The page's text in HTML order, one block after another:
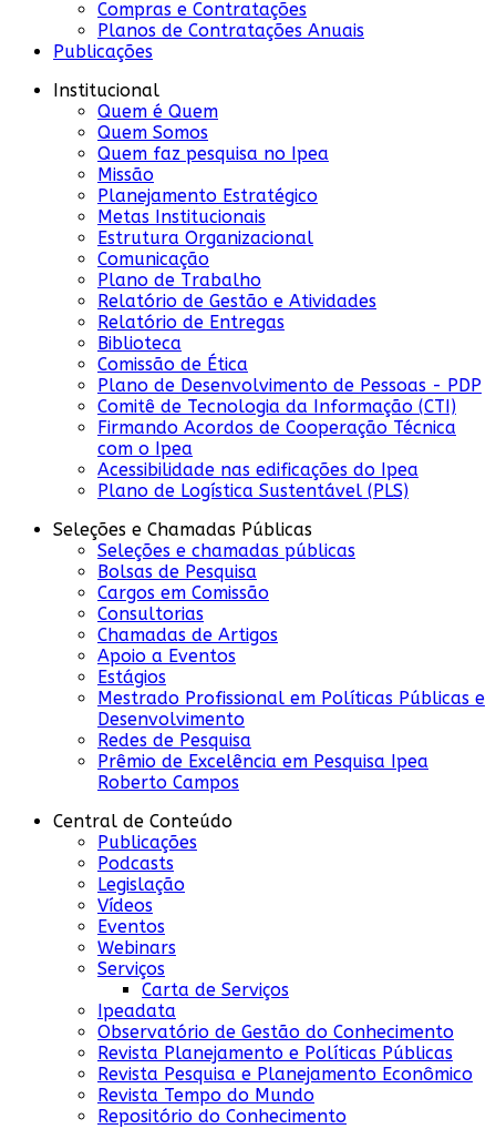
Compras e Contratações
Planos de Contratações Anuais
Publicações
Institucional
Quem é Quem
Quem Somos
Quem faz pesquisa no Ipea
Missão
Planejamento Estratégico
Metas Institucionais
Estrutura Organizacional
Comunicação
Plano de Trabalho
Relatório de Gestão e Atividades
Relatório de Entregas
Biblioteca
Comissão de Ética
Plano de Desenvolvimento de Pessoas - PDP
Comitê de Tecnologia da Informação (CTI)
Firmando Acordos de Cooperação Técnica
com o Ipea
Acessibilidade nas edificações do Ipea
Plano de Logística Sustentável (PLS)
Seleções e Chamadas Públicas
Seleções e chamadas públicas
Bolsas de Pesquisa
Cargos em Comissão
Consultorias
Chamadas de Artigos
Apoio a Eventos
Estágios
Mestrado Profissional em Políticas Públicas e
Desenvolvimento
Redes de Pesquisa
Prêmio de Excelência em Pesquisa Ipea
Roberto Campos
Central de Conteúdo
Publicações
Podcasts
Legislação
Vídeos
Eventos
Webinars
Serviços
Carta de Serviços
Ipeadata
Observatório de Gestão do Conhecimento
Revista Planejamento e Políticas Públicas
Revista Pesquisa e Planejamento Econômico
Revista Tempo do Mundo
Repositório do Conhecimento